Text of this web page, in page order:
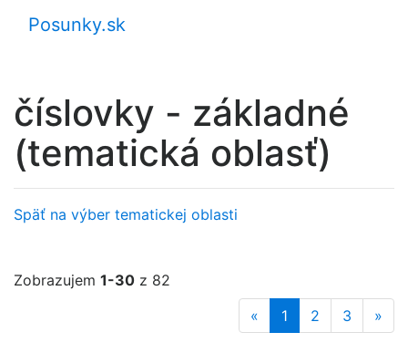
Posunky.sk
číslovky - základné
(tematická oblasť)
Späť na výber tematickej oblasti
Zobrazujem 1-30 z 82
«
1 2 3 »